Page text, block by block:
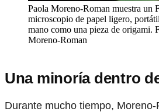
Paola Moreno-Roman muestra un
microscopio de papel ligero,
mano como una pieza de origami.
Moreno-Roman
Una minoría dentro
Durante mucho tiempo,